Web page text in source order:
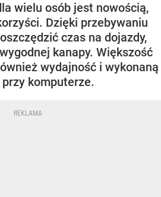
wielu osób jest nowością,
Dzięki przebywaniu
czas na dojazdy,
kanapy. Większość
wydajność i wykonaną
komputerze.